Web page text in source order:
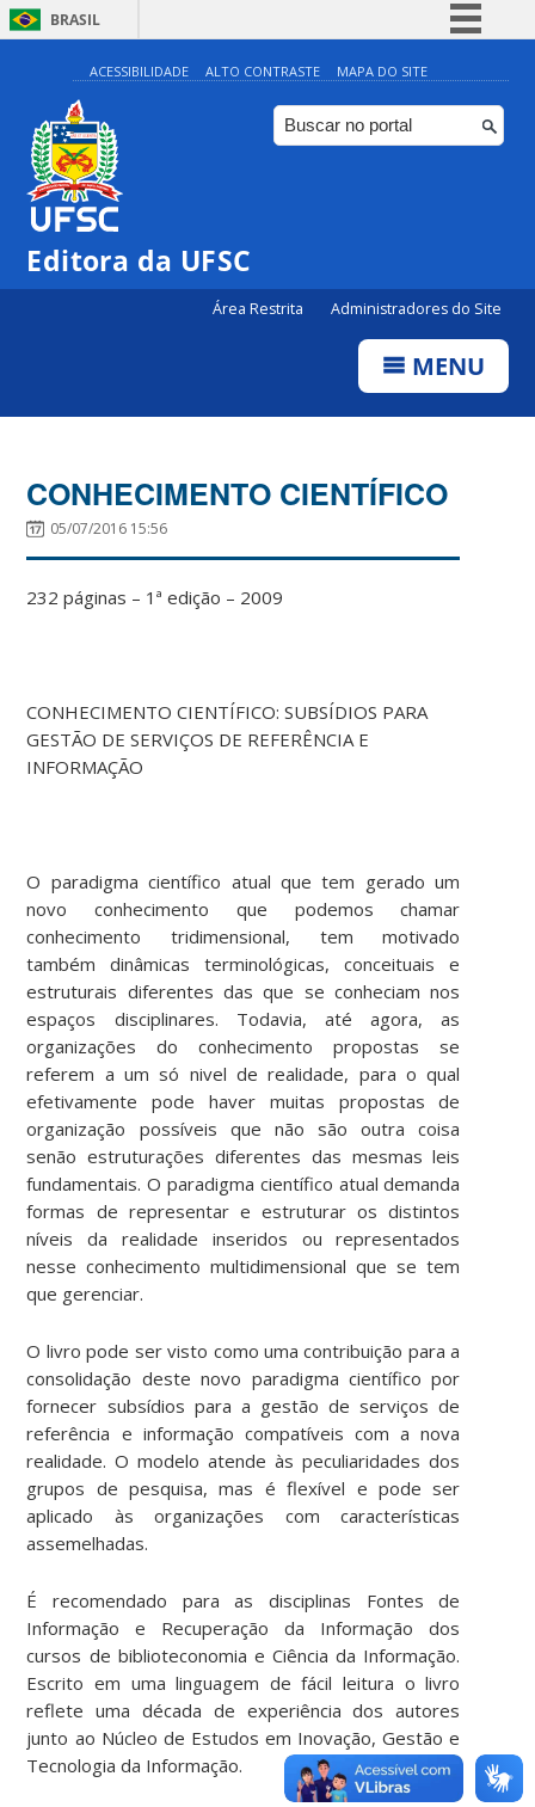
BRASIL
Simplifique!
Comunica BR
Participe
ACESSIBILIDADE ALTO CONTRASTE MAPA DO SITE
Editora da UFSC
Área Restrita Administradores do Site
MENU
CONHECIMENTO CIENTÍFICO
05/07/2016 15:56
232 páginas – 1ª edição – 2009
CONHECIMENTO CIENTÍFICO: SUBSÍDIOS PARA
GESTÃO DE SERVIÇOS DE REFERÊNCIA E
INFORMAÇÃO
O paradigma científico atual que tem gerado um
novo conhecimento que podemos chamar
conhecimento tridimensional, tem motivado
também dinâmicas terminológicas, conceituais e
estruturais diferentes das que se conheciam nos
espaços disciplinares. Todavia, até agora, as
organizações do conhecimento propostas se
referem a um só nivel de realidade, para o qual
efetivamente pode haver muitas propostas de
organização possíveis que não são outra coisa
senão estruturações diferentes das mesmas leis
fundamentais. O paradigma científico atual demanda
formas de representar e estruturar os distintos
níveis da realidade inseridos ou representados
nesse conhecimento multidimensional que se tem
que gerenciar.
O livro pode ser visto como uma contribuição para a
consolidação deste novo paradigma científico por
fornecer subsídios para a gestão de serviços de
referência e informação compatíveis com a nova
realidade. O modelo atende às peculiaridades dos
grupos de pesquisa, mas é flexível e pode ser
aplicado às organizações com características
assemelhadas.
É recomendado para as disciplinas Fontes de
Informação e Recuperação da Informação dos
cursos de biblioteconomia e Ciência da Informação.
Escrito em uma linguagem de fácil leitura o livro
reflete uma década de experiência dos autores
junto ao Núcleo de Estudos em Inovação, Gestão e
Tecnologia da Informação.